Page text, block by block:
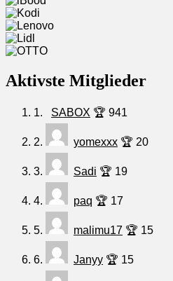
Aktivste Mitglieder
1. SABOX 🏆 941
2. yomexxx 🏆 20
3. Sadi 🏆 19
4. paq 🏆 17
5. malimu17 🏆 15
6. Janyy 🏆 15